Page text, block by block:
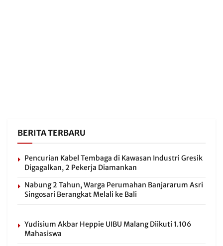
BERITA TERBARU
Pencurian Kabel Tembaga di Kawasan Industri Gresik
Digagalkan, 2 Pekerja Diamankan
Nabung 2 Tahun, Warga Perumahan Banjararum Asri
Singosari Berangkat Melali ke Bali
Yudisium Akbar Heppie UIBU Malang Diikuti 1.106
Mahasiswa